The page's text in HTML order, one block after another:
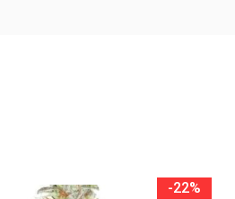
-22%